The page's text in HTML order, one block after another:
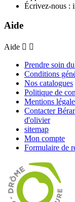
Écrivez-nous :
Aide
Aide  
Prendre soin
Conditions
Nos catalogues
Politique de
Mentions
Contacter
d'olivier
sitemap
Mon compte
Formulaire de